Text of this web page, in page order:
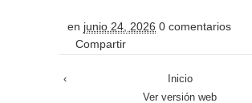
en junio 24, 2026 0 comentarios
Compartir
‹
Inicio
Ver versión web